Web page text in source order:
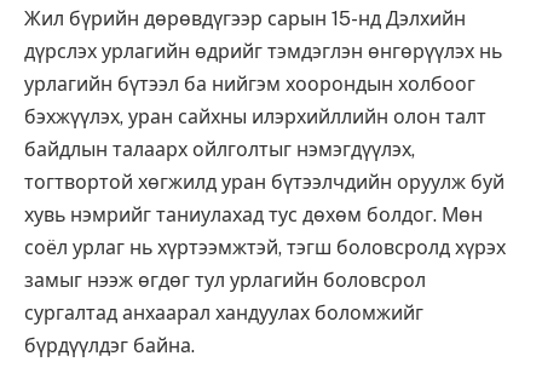
Жил бүрийн дөрөвдүгээр сарын 15-нд Дэлхийн
дүрслэх урлагийн өдрийг тэмдэглэн өнгөрүүлэх нь
урлагийн бүтээл ба нийгэм хоорондын холбоог
бэхжүүлэх, уран сайхны илэрхийллийн олон талт
байдлын талаарх ойлголтыг нэмэгдүүлэх,
тогтвортой хөгжилд уран бүтээлчдийн оруулж буй
хувь нэмрийг таниулахад тус дөхөм болдог. Мөн
соёл урлаг нь хүртээмжтэй, тэгш боловсролд хүрэх
замыг нээж өгдөг тул урлагийн боловсрол
сургалтад анхаарал хандуулах боломжийг
бүрдүүлдэг байна.